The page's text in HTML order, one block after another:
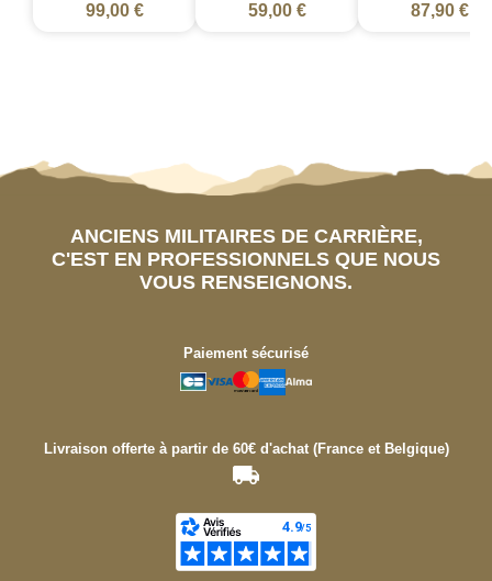
99,00 € 59,00 € 87,90 €
ANCIENS MILITAIRES DE CARRIÈRE,
C'EST EN PROFESSIONNELS QUE NOUS
VOUS RENSEIGNONS.
Paiement sécurisé
Livraison offerte à partir de 60€ d'achat (France et Belgique)